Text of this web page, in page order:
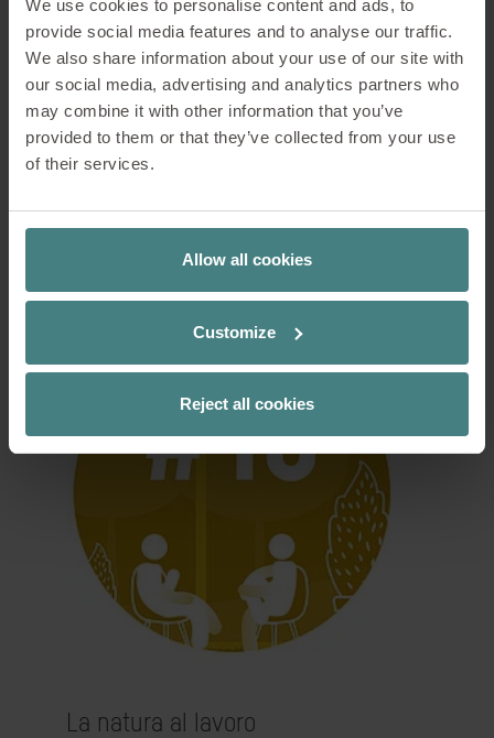
We use cookies to personalise content and ads, to
provide social media features and to analyse our traffic.
We also share information about your use of our site with
our social media, advertising and analytics partners who
may combine it with other information that you’ve
provided to them or that they’ve collected from your use
of their services.
Allow all cookies
Customize
Reject all cookies
All inclusive
LA DIVERSITÀ E L’INCLUSIONE A SERVIZIO DEL
La natura al lavoro